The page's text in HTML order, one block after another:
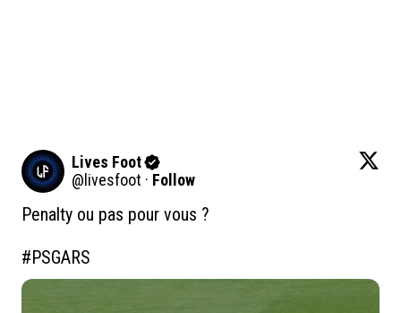
Lives Foot
@ livesfoot · Follow
Penalty ou pas pour vous ?
#PSGARS